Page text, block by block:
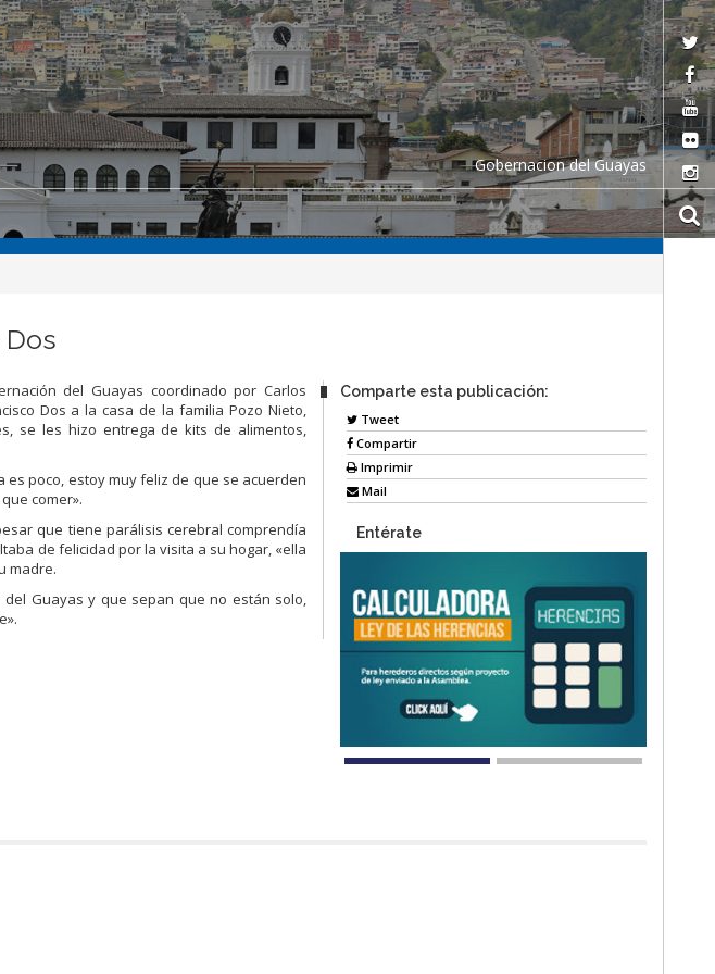
Gobernacion del Guayas
del Guayas coordinado por Carlos
Dos a la casa de la familia Pozo Nieto,
se les hizo entrega de kits de alimentos,
poco, estoy muy feliz de que se acuerden
comer».
que tiene parálisis cerebral comprendía
de felicidad por la visita a su hogar, «ella
madre.
Guayas y que sepan que no están solo,
Comparte esta publicación:
Tweet
Compartir
Imprimir
Mail
Entérate